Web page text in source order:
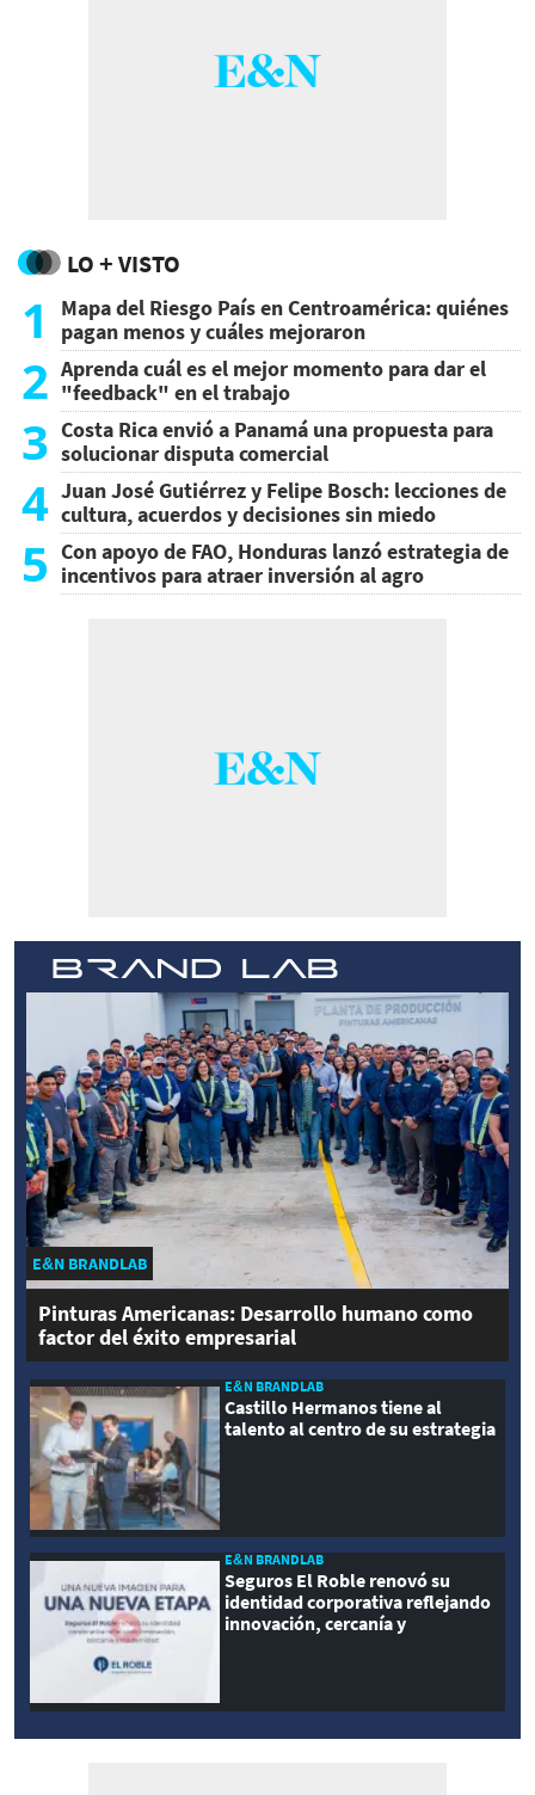
LO + VISTO
1
Mapa del Riesgo País en Centroamérica: quiénes
pagan menos y cuáles mejoraron
2 Aprenda cuál es el mejor momento para dar el
"feedback" en el trabajo
3 Costa Rica envió a Panamá una propuesta para
solucionar disputa comercial
4 Juan José Gutiérrez y Felipe Bosch: lecciones de
cultura, acuerdos y decisiones sin miedo
5 Con apoyo de FAO, Honduras lanzó estrategia de
incentivos para atraer inversión al agro
E&N BRANDLAB
Pinturas Americanas: Desarrollo humano como
factor del éxito empresarial
E&N BRANDLAB
Castillo Hermanos tiene al
talento al centro de su estrategia
E&N BRANDLAB
Seguros El Roble renovó su
identidad corporativa reflejando
innovación, cercanía y